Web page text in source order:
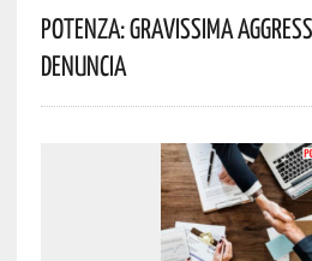
Potenza: Gravissima
Denuncia